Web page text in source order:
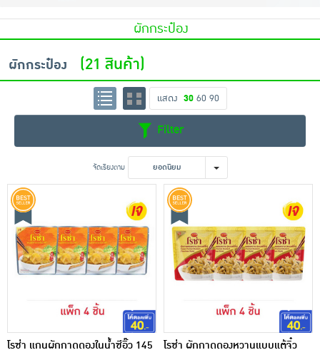
ขนมขบเคี้ยว และช็อคโกแลต
อาหารสด ผัก ผลไม้และเบเกอรี่
ผักกระป๋อง
ผักกระป๋อง
(21 สินค้า)
แสดง 30 60 90
Filter
จัดเรียงตาม ยอดนิยม
โรซ่า แกนผักกาดดองในน้ำซีอิ๊ว 145
โรซ่า ผักกาดดองหวานแบบแต้จิ๋ว